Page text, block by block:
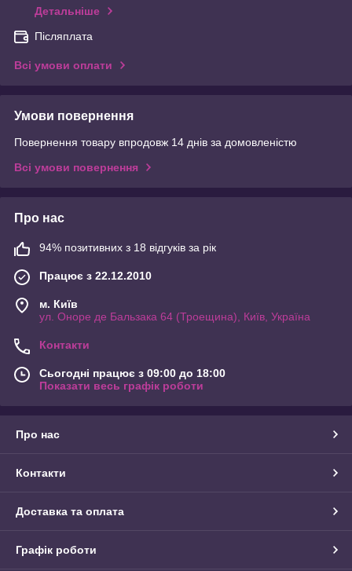
Детальніше
Післяплата
Всі умови оплати
Умови повернення
Повернення товару впродовж 14 днів за домовленістю
Всі умови повернення
Про нас
94% позитивних з 18 відгуків за рік
Працює з 22.12.2010
м. Київ
ул. Оноре де Бальзака 64 (Троещина), Київ, Україна
Контакти
Сьогодні працює з 09:00 до 18:00
Показати весь графік роботи
Про нас
Контакти
Доставка та оплата
Графік роботи